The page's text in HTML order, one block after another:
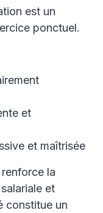
est un
ponctuel.
et
et maîtrisée
la
et
constitue un